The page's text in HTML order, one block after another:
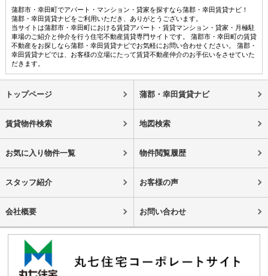
蒲郡市・幸田町でアパート・マンション・貸家を探すなら蒲郡・幸田賃貸ナビ！
蒲郡・幸田賃貸ナビをご利用いただき、ありがとうございます。
当サイトは蒲郡市・幸田町における賃貸アパート・賃貸マンション・貸家・月極駐
車場のご紹介と仲介を行う住宅不動産賃貸専門サイトです。 蒲郡市・幸田町の賃貸
不動産をお探しなら蒲郡・幸田賃貸ナビでお気軽にお問い合わせください。 蒲郡・
幸田賃貸ナビでは、お客様の立場にたって賃貸不動産仲介のお手伝いをさせていた
だきます。
トップページ 蒲郡・幸田賃貸ナビ
賃貸物件検索 地図検索
お気に入り物件一覧 物件閲覧履歴
スタッフ紹介 お客様の声
会社概要 お問い合わせ